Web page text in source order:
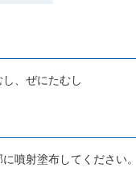
、ぜにたむし
噴射塗布してください。